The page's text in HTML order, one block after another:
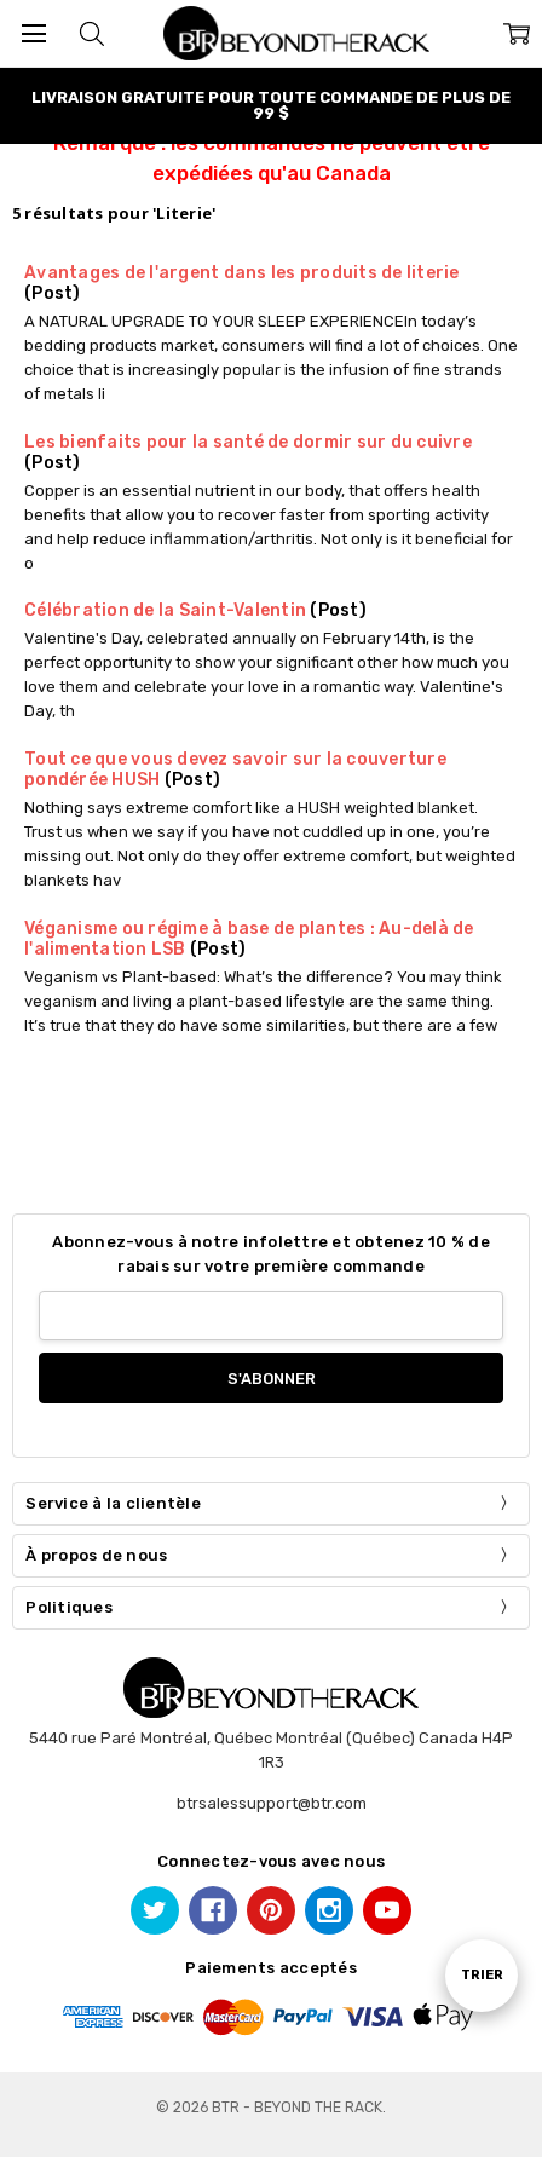
LIVRAISON GRATUITE POUR TOUTE COMMANDE DE PLUS DE
99 $
Remarque : les commandes ne peuvent être
expédiées qu'au Canada
5 résultats pour 'Literie'
Trier
TRIER
Avantages de l'argent dans les produits de literie
(Post)
A NATURAL UPGRADE TO YOUR SLEEP EXPERIENCEIn today’s
bedding products market, consumers will find a lot of choices. One
choice that is increasingly popular is the infusion of fine strands
of metals li
Les bienfaits pour la santé de dormir sur du cuivre
(Post)
Copper is an essential nutrient in our body, that offers health
benefits that allow you to recover faster from sporting activity
and help reduce inflammation/arthritis. Not only is it beneficial for
o
Célébration de la Saint-Valentin (Post)
Valentine's Day, celebrated annually on February 14th, is the
perfect opportunity to show your significant other how much you
love them and celebrate your love in a romantic way. Valentine's
Day, th
Tout ce que vous devez savoir sur la couverture
pondérée HUSH (Post)
Nothing says extreme comfort like a HUSH weighted blanket.
Trust us when we say if you have not cuddled up in one, you’re
missing out. Not only do they offer extreme comfort, but weighted
blankets hav
Véganisme ou régime à base de plantes : Au-delà de
l'alimentation LSB (Post)
Veganism vs Plant-based: What’s the difference? You may think
veganism and living a plant-based lifestyle are the same thing.
It’s true that they do have some similarities, but there are a few
Abonnez-vous à notre infolettre et obtenez 10 % de
rabais sur votre première commande
Service à la clientèle
À propos de nous
Politiques
5440 rue Paré Montréal, Québec Montréal (Québec) Canada H4P
1R3
btrsalessupport@btr.com
Connectez-vous avec nous
Paiements acceptés
© 2026 BTR - BEYOND THE RACK.